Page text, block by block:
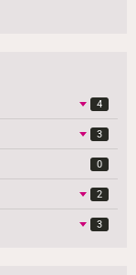
4
3
0
2
3